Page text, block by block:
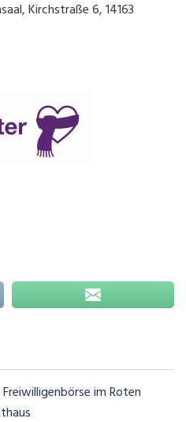
Kirchstraße 6, 14163
im Roten